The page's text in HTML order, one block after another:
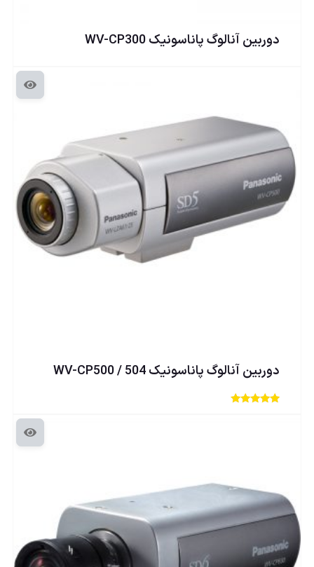
دوربين آنالوگ پاناسونيک WV-CP300
دوربين آنالوگ پاناسونيک WV-CP500 / 504